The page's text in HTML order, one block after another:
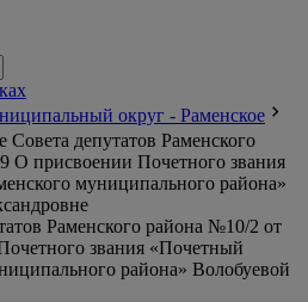
округ - Раменское
Совета депутатов Раменского
О присвоении Почетного звания
муниципального района»
Раменского района №10/2 от
звания «Почетный
района» Волобуевой